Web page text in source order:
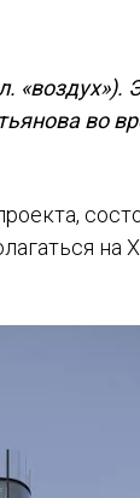
во
на